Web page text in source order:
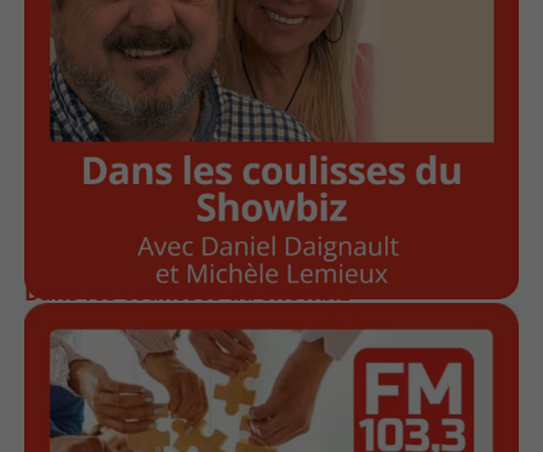
Dans les coulisses du showbiz